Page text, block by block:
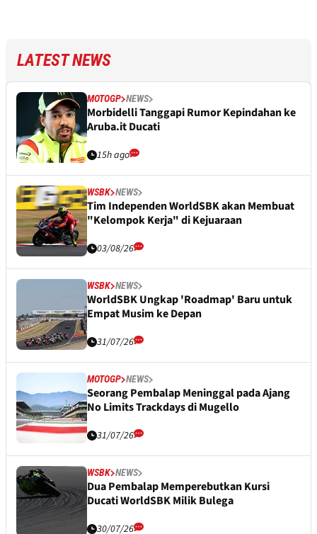
LATEST NEWS
MOTOGP NEWS
Morbidelli Tanggapi Rumor Kepindahan ke
Aruba.it Ducati
15h ago
WSBK NEWS
Tim Independen WorldSBK akan Membuat
"Kelompok Kerja" di Kejuaraan
03/08/26
WSBK NEWS
WorldSBK Ungkap 'Roadmap' Baru untuk
Empat Musim ke Depan
31/07/26
MOTOGP NEWS
Seorang Pembalap Meninggal pada Ajang
No Limits Trackdays di Mugello
31/07/26
WSBK NEWS
Dua Pembalap Memperebutkan Kursi
Ducati WorldSBK Milik Bulega
30/07/26